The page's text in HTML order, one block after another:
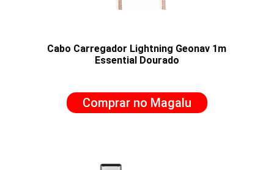
Cabo Carregador Lightning Geonav 1m
Essential Dourado
Comprar no Magalu